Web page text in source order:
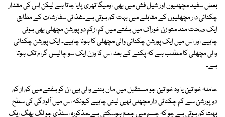
بعض سفید مچھلیوں اور شیل فش میں بھی اومیگا تھری پایا جاتا ہے لیکن اس کی مقدار
چکنائی دار مچھلیوں کے مقابلے میں بہت کم ہوتی ہے۔غذائی سفارشات کے مطابق
ایک صحت مند متوازن خوراک میں ہفتے میں کم ازکم دو پورشن مچھلی بھی ہونی
چاہیے اور اس میں ایک پورشن چکنائی والی مچھلی کا ہونا چاہیے۔ ایک پورشن چکنائی
والی مچھلی کا مطلب ہے کہ پکنے کے بعد اس کا وزن ایک سو چالیس گرام تک ہوتا
ہے۔
حاملہ خواتین یا وہ خواتین جو مستقبل میں ماں بننے والی ہیں ان کو ہفتے میں کم از کم
دو پورشن سے کم چکنائی دار مچھلی نہیں لینی چاہیے کیونکہ اس میں آلودگی کی سطح
بہت کم ہوتی ہے جو کہ جسم میں جمع ہوسکتی ہے۔مذکورہ اسٹڈی جو لگ بھگ ایک